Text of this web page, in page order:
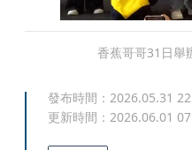
香蕉哥哥31日舉
發布時間： 2026.05.31
更新時間： 2026.06.01